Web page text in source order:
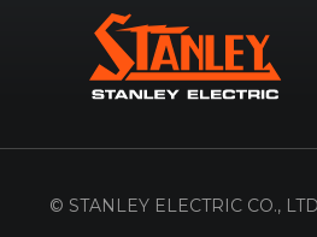
© STANLEY ELECTRIC CO.,